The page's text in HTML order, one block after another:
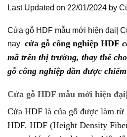
Last Updated on 22/01/2024 by
Cửa gỗ HDF mẫu mới hiện đại|
nay cửa gỗ công nghiệp HDF
mã trên thị trường, thay thế
gỗ công nghiệp dần được
Cửa gỗ HDF mẫu mới hiện
Cửa HDF là của gỗ được làm
HDF. HDF (Height Density